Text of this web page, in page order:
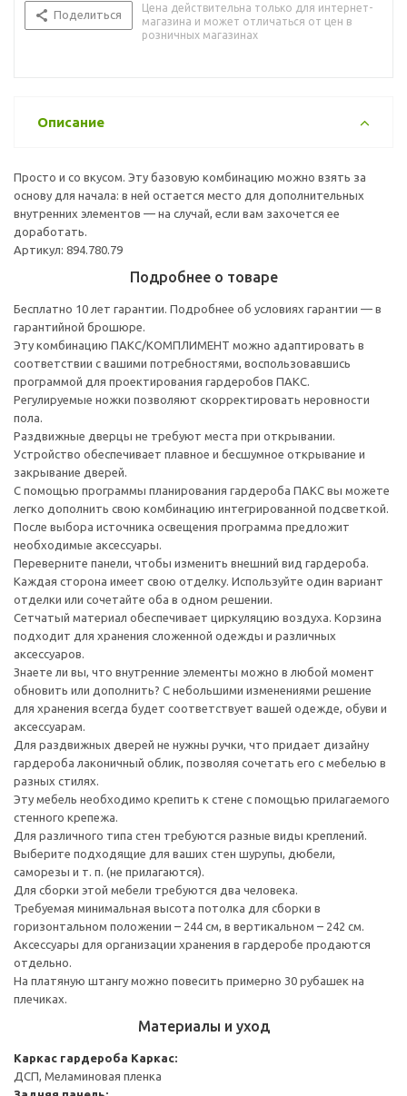
Поделиться
Цена действительна только для интернет-
магазина и может отличаться от цен в
розничных магазинах
Описание
Просто и со вкусом. Эту базовую комбинацию можно взять за
основу для начала: в ней остается место для дополнительных
внутренних элементов — на случай, если вам захочется ее
доработать.
Артикул: 894.780.79
Подробнее о товаре
Бесплатно 10 лет гарантии. Подробнее об условиях гарантии — в
гарантийной брошюре.
Эту комбинацию ПАКС/КОМПЛИМЕНТ можно адаптировать в
соответствии с вашими потребностями, воспользовавшись
программой для проектирования гардеробов ПАКС.
Регулируемые ножки позволяют скорректировать неровности
пола.
Раздвижные дверцы не требуют места при открывании.
Устройство обеспечивает плавное и бесшумное открывание и
закрывание дверей.
С помощью программы планирования гардероба ПАКС вы можете
легко дополнить свою комбинацию интегрированной подсветкой.
После выбора источника освещения программа предложит
необходимые аксессуары.
Переверните панели, чтобы изменить внешний вид гардероба.
Каждая сторона имеет свою отделку. Используйте один вариант
отделки или сочетайте оба в одном решении.
Сетчатый материал обеспечивает циркуляцию воздуха. Корзина
подходит для хранения сложенной одежды и различных
аксессуаров.
Знаете ли вы, что внутренние элементы можно в любой момент
обновить или дополнить? С небольшими изменениями решение
для хранения всегда будет соответствует вашей одежде, обуви и
аксессуарам.
Для раздвижных дверей не нужны ручки, что придает дизайну
гардероба лаконичный облик, позволяя сочетать его с мебелью в
разных стилях.
Эту мебель необходимо крепить к стене с помощью прилагаемого
стенного крепежа.
Для различного типа стен требуются разные виды креплений.
Выберите подходящие для ваших стен шурупы, дюбели,
саморезы и т. п. (не прилагаются).
Для сборки этой мебели требуются два человека.
Требуемая минимальная высота потолка для сборки в
горизонтальном положении – 244 см, в вертикальном – 242 см.
Аксессуары для организации хранения в гардеробе продаются
отдельно.
На платяную штангу можно повесить примерно 30 рубашек на
плечиках.
Материалы и уход
Каркас гардероба Каркас:
ДСП, Меламиновая пленка